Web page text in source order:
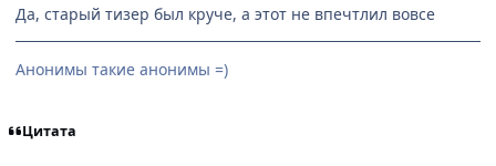
Да, старый тизер был круче, а этот не впечтлил вовсе
Анонимы такие анонимы =)
Цитата